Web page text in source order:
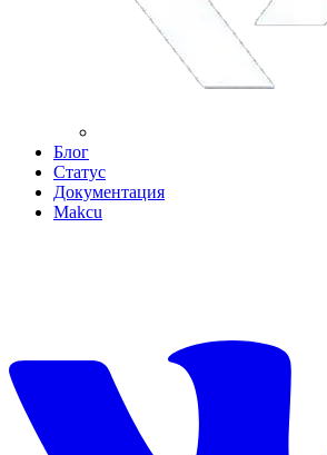
Блог
Статус
Документация
Makcu